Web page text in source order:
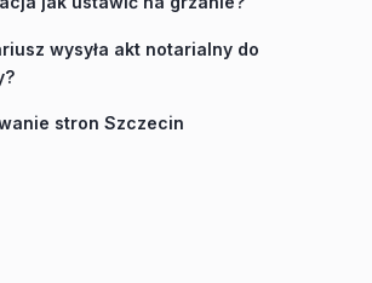
wysyła akt notarialny do
stron Szczecin